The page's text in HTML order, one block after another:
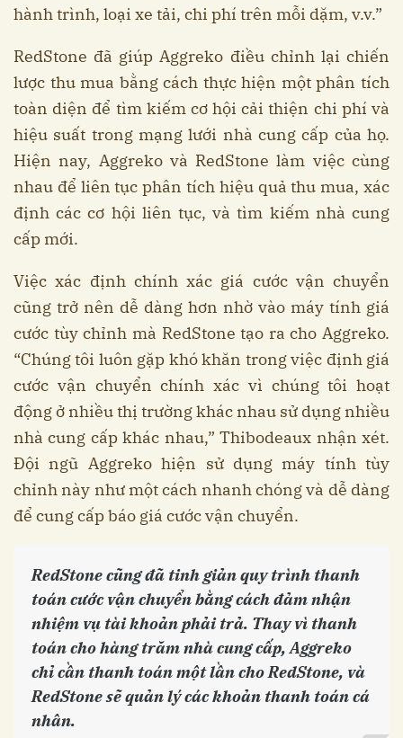
hành trình, loại xe tải, chi phí trên mỗi dặm, v.v.”
RedStone đã giúp Aggreko điều chỉnh lại chiến
lược thu mua bằng cách thực hiện một phân tích
toàn diện để tìm kiếm cơ hội cải thiện chi phí và
hiệu suất trong mạng lưới nhà cung cấp của họ.
Hiện nay, Aggreko và RedStone làm việc cùng
nhau để liên tục phân tích hiệu quả thu mua, xác
định các cơ hội liên tục, và tìm kiếm nhà cung
cấp mới.
Việc xác định chính xác giá cước vận chuyển
cũng trở nên dễ dàng hơn nhờ vào máy tính giá
cước tùy chỉnh mà RedStone tạo ra cho Aggreko.
“Chúng tôi luôn gặp khó khăn trong việc định giá
cước vận chuyển chính xác vì chúng tôi hoạt
động ở nhiều thị trường khác nhau sử dụng nhiều
nhà cung cấp khác nhau,” Thibodeaux nhận xét.
Đội ngũ Aggreko hiện sử dụng máy tính tùy
chỉnh này như một cách nhanh chóng và dễ dàng
để cung cấp báo giá cước vận chuyển.
RedStone cũng đã tinh giản quy trình thanh
toán cước vận chuyển bằng cách đảm nhận
nhiệm vụ tài khoản phải trả. Thay vì thanh
toán cho hàng trăm nhà cung cấp, Aggreko
chỉ cần thanh toán một lần cho RedStone, và
RedStone sẽ quản lý các khoản thanh toán cá
nhân.